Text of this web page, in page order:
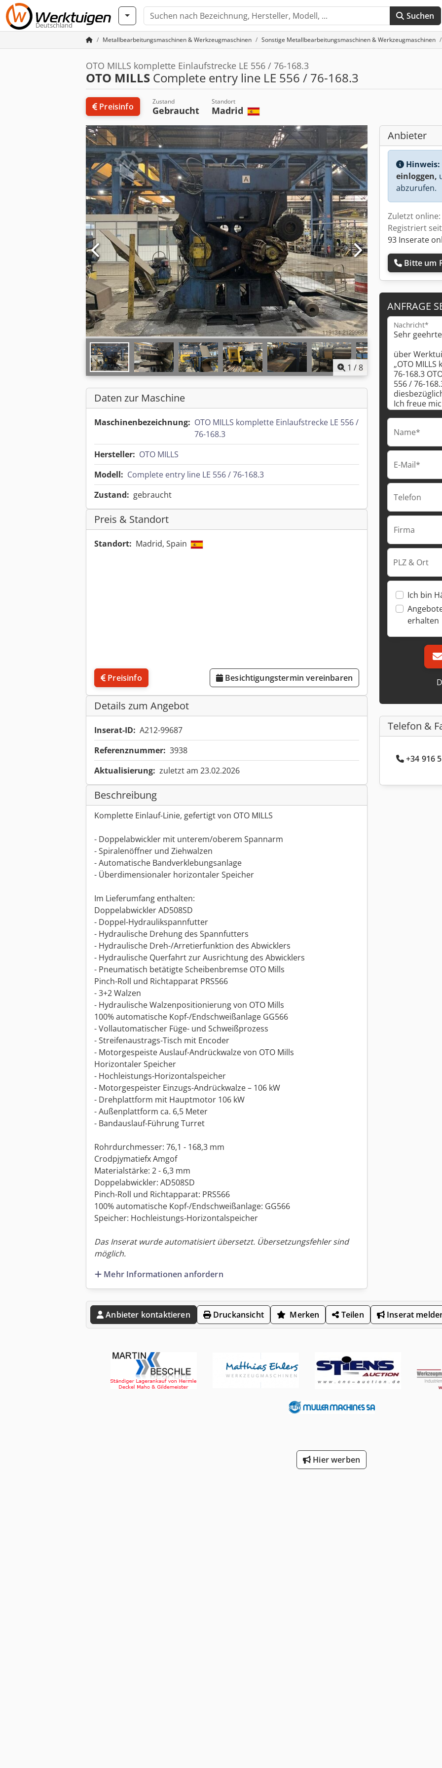
Deutschland
Suchen
Metallbearbeitungsmaschinen & Werkzeugmaschinen Sonstige Metallbearbeitungsmaschinen & Werkzeugmaschinen
OTO MILLS komplette Einlaufstrecke LE 556 / 76-168.3
OTO MILLS Complete entry line LE 556 / 76-168.3
Preisinfo Zustand
Gebraucht
Standort
Madrid
1 /8
Daten zur Maschine
Maschinenbezeichnung: OTO MILLS komplette Einlaufstrecke LE 556 /
76-168.3
Hersteller: OTO MILLS
Modell: Complete entry line LE 556 / 76-168.3
Zustand: gebraucht
Preis & Standort
Standort: Madrid, Spain
Preisinfo Besichtigungstermin vereinbaren
Details zum Angebot
Inserat-ID: A212-99687
Referenznummer: 3938
Aktualisierung: zuletzt am 23.02.2026
Beschreibung
Komplette Einlauf-Linie, gefertigt von OTO MILLS
- Doppelabwickler mit unterem/oberem Spannarm
- Spiralenöffner und Ziehwalzen
- Automatische Bandverklebungsanlage
- Überdimensionaler horizontaler Speicher
Im Lieferumfang enthalten:
Doppelabwickler AD508SD
- Doppel-Hydraulikspannfutter
- Hydraulische Drehung des Spannfutters
- Hydraulische Dreh-/Arretierfunktion des Abwicklers
- Hydraulische Querfahrt zur Ausrichtung des Abwicklers
- Pneumatisch betätigte Scheibenbremse OTO Mills
Pinch-Roll und Richtapparat PRS566
- 3+2 Walzen
- Hydraulische Walzenpositionierung von OTO Mills
100% automatische Kopf-/Endschweißanlage GG566
- Vollautomatischer Füge- und Schweißprozess
- Streifenaustrags-Tisch mit Encoder
- Motorgespeiste Auslauf-Andrückwalze von OTO Mills
Horizontaler Speicher
- Hochleistungs-Horizontalspeicher
- Motorgespeister Einzugs-Andrückwalze – 106 kW
- Drehplattform mit Hauptmotor 106 kW
- Außenplattform ca. 6,5 Meter
- Bandauslauf-Führung Turret
Rohrdurchmesser: 76,1 - 168,3 mm
Crodpjymatiefx Amgof
Materialstärke: 2 - 6,3 mm
Doppelabwickler: AD508SD
Pinch-Roll und Richtapparat: PRS566
100% automatische Kopf-/Endschweißanlage: GG566
Speicher: Hochleistungs-Horizontalspeicher
Das Inserat wurde automatisiert übersetzt. Übersetzungsfehler sind
möglich.
Mehr Informationen anfordern
Anbieter
Hinweis:
einloggen,
abzurufen.
Zuletzt
Registriert
93 Inserate
Bitte um
ANFRAGE
Nachricht*
Name*
E-Mail*
Telefon
Firma
PLZ & Ort
Ich bin
erhalten
Telefon &
+34 916
Anbieter kontaktieren Druckansicht Merken Teilen Inserat
Hier werben